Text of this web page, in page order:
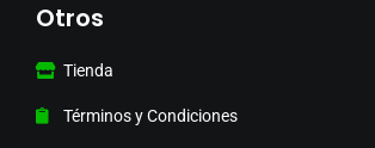
Otros
Tienda
Términos y Condiciones